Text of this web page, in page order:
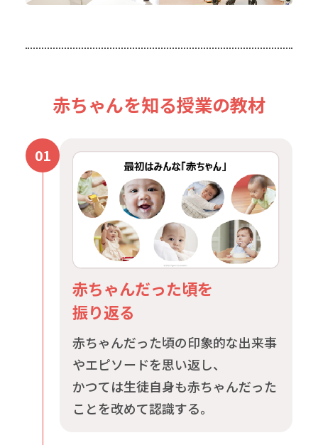
赤ちゃんを知る授業の教材
01
赤ちゃんだった頃を
振り返る
赤ちゃんだった頃の印象的な出来事
やエピソードを思い返し、
かつては生徒自身も赤ちゃんだった
ことを改めて認識する。